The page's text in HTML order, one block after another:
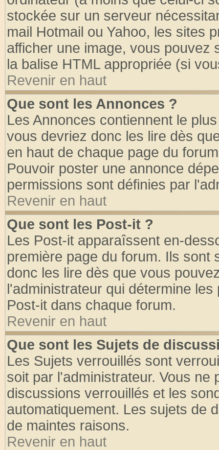
stockée sur un serveur
mail Hotmail ou Yahoo, les sites
afficher une image, vous pouvez
la balise HTML appropriée (si
Revenir en haut
Que sont les Annonces ?
Les Annonces contiennent le
vous devriez donc les lire dès
en haut de chaque page du
Pouvoir poster une annonce
permissions sont définies par
Revenir en haut
Que sont les Post-it ?
Les Post-it apparaîssent en-
première page du forum. Ils
donc les lire dès que vous
l'administrateur qui détermine
Post-it dans chaque forum.
Revenir en haut
Que sont les Sujets de
Les Sujets verrouillés sont
soit par l'administrateur. Vous
discussions verrouillés et les
automatiquement. Les sujets de
de maintes raisons.
Revenir en haut